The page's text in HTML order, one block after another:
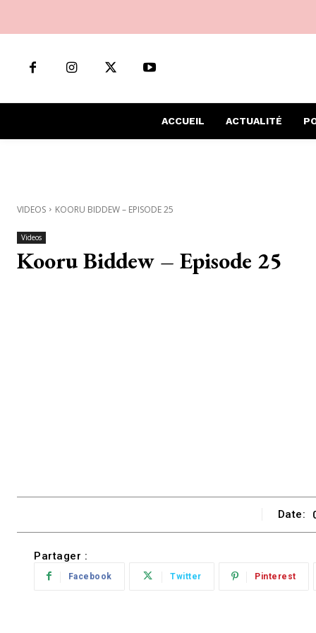
ACCUEIL ACTUALITÉ
VIDEOS KOORU BIDDEW – EPISODE 25
Videos
Kooru Biddew – Episode 25
Date:
Partager :
Facebook Twitter Pinterest